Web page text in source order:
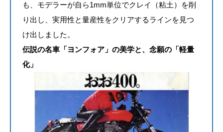
も、モデラーが自ら1mm単位でクレイ（粘土）を削
り出し、実用性と量産性をクリアするラインを見つ
け出しました。
伝説の名車「ヨンフォア」の美学と、念願の「軽量
化」